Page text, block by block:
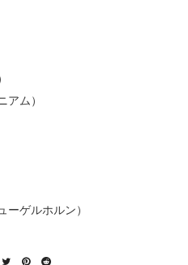
ム）
ゲルホルン）